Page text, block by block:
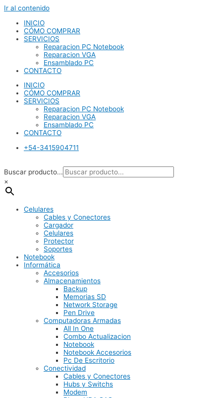
Ir al contenido
INICIO
CÓMO COMPRAR
SERVICIOS
Reparacion PC Notebook
Reparacion VGA
Ensamblado PC
CONTACTO
INICIO
CÓMO COMPRAR
SERVICIOS
Reparacion PC Notebook
Reparacion VGA
Ensamblado PC
CONTACTO
+54-3415904711
Buscar producto...
×
Celulares
Cables y Conectores
Cargador
Celulares
Protector
Soportes
Notebook
Informática
Accesorios
Almacenamientos
Backup
Memorias SD
Network Storage
Pen Drive
Computadoras Armadas
All In One
Combo Actualizacion
Notebook
Notebook Accesorios
Pc De Escritorio
Conectividad
Cables y Conectores
Hubs y Switchs
Modem